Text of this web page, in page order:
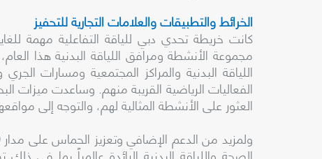
الخرائط والتطبيقات والعلامات التجارية للتحفيز
كانت خريطة تحدي دبي للياقة التفاعلية مهمة
مجموعة الأنشطة ومرافق اللياقة البدنية هذا
اللياقة البدنية والمراكز المجتمعية ومسارات
العثور على الأنشطة المثالية لهم، والتوجه إلى